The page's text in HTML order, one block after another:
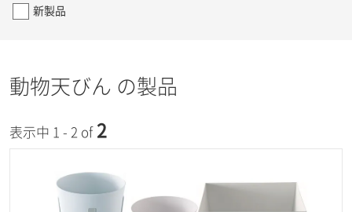
新製品
動物天びん の製品
表示中 1 - 2 of 2